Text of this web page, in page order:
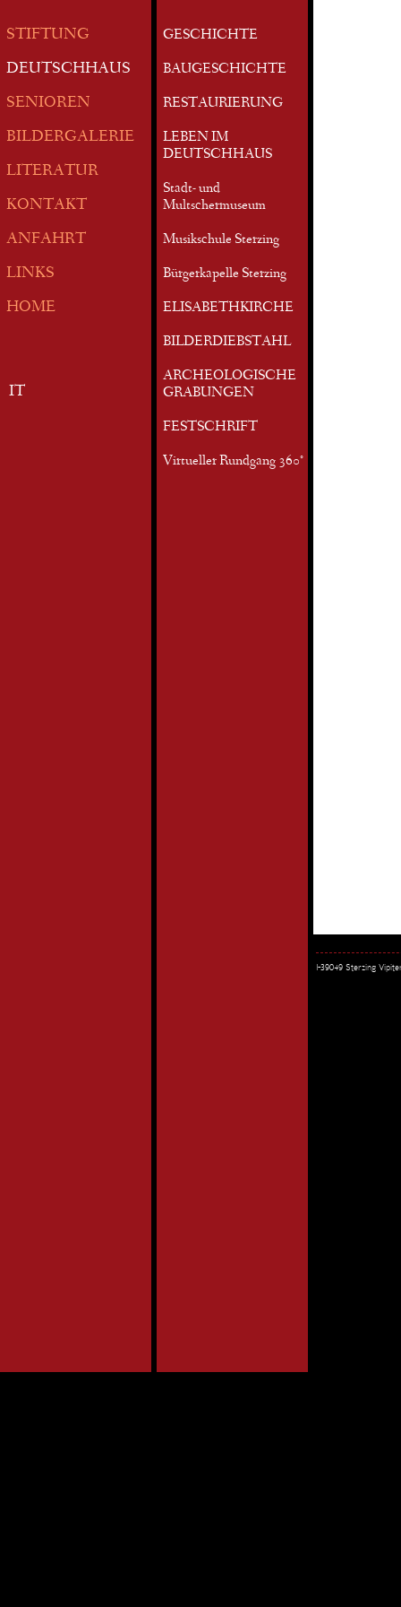
STIFTUNG
DEUTSCHHAUS
SENIOREN
BILDERGALERIE
LITERATUR
KONTAKT
ANFAHRT
LINKS
HOME
IT
GESCHICHTE
BAUGESCHICHTE
RESTAURIERUNG
LEBEN IM
DEUTSCHHAUS
Stadt- und
Multschermuseum
Musikschule Sterzing
Bürgerkapelle Sterzing
ELISABETHKIRCHE
BILDERDIEBSTAHL
ARCHEOLOGISCHE
GRABUNGEN
FESTSCHRIFT
Virtueller Rundgang 360°
I-39049 Sterzing